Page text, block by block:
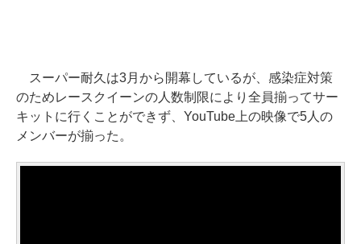
スーパー耐久は3月から開幕しているが、感染症対策
のためレースクイーンの人数制限により全員揃ってサー
キットに行くことができず、YouTube上の映像で5人の
メンバーが揃った。